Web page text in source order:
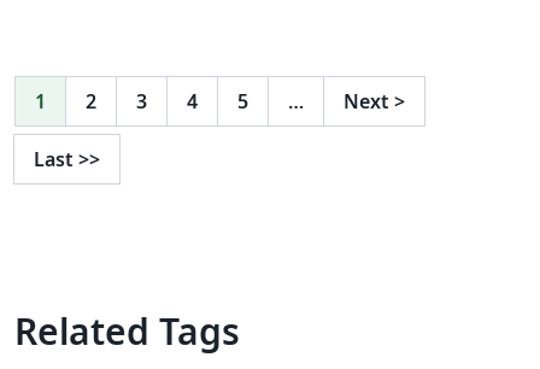
1 2 3 4 5 … Next >
Last >>
Related Tags